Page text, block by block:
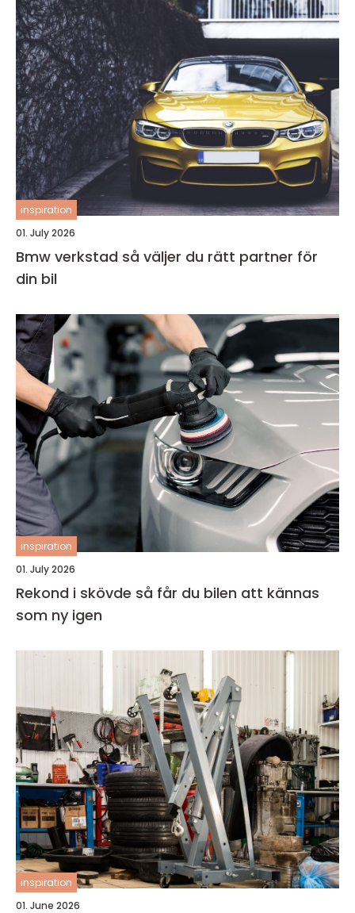
inspiration
01. July 2026
Bmw verkstad så väljer du rätt partner för
din bil
inspiration
01. July 2026
Rekond i skövde så får du bilen att kännas
som ny igen
inspiration
01. June 2026